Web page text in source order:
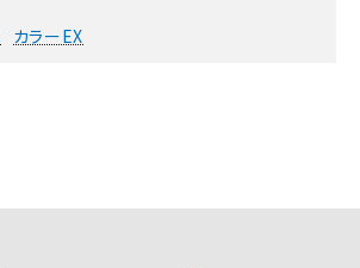
カラーEX